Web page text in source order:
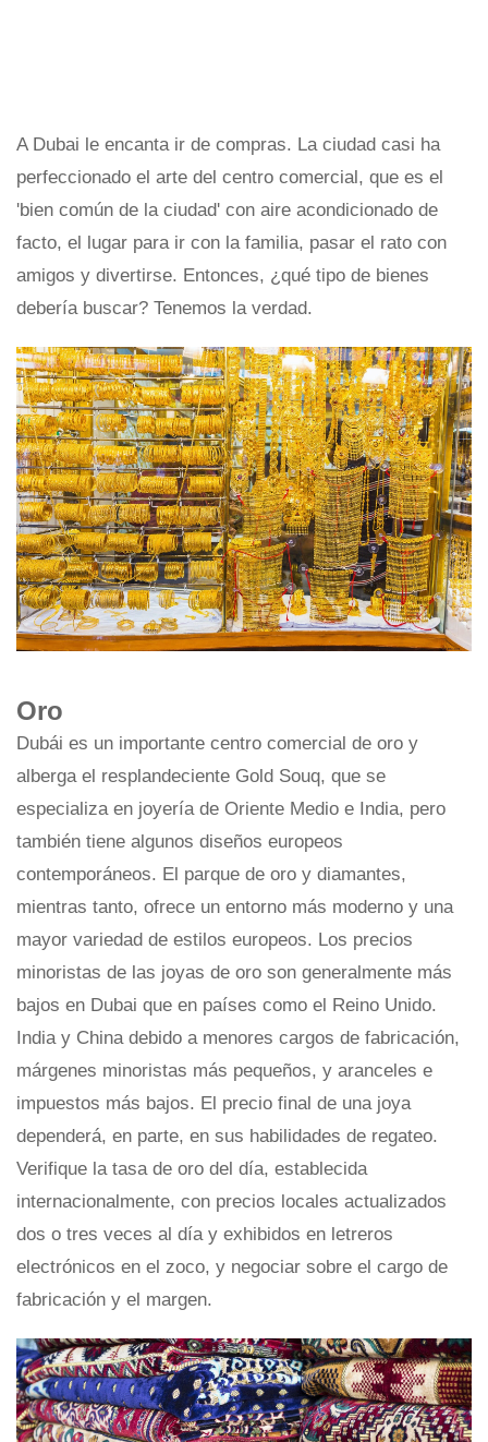
A Dubai le encanta ir de compras. La ciudad casi ha
perfeccionado el arte del centro comercial, que es el
'bien común de la ciudad' con aire acondicionado de
facto, el lugar para ir con la familia, pasar el rato con
amigos y divertirse. Entonces, ¿qué tipo de bienes
debería buscar? Tenemos la verdad.
Oro
Dubái es un importante centro comercial de oro y
alberga el resplandeciente Gold Souq, que se
especializa en joyería de Oriente Medio e India, pero
también tiene algunos diseños europeos
contemporáneos. El parque de oro y diamantes,
mientras tanto, ofrece un entorno más moderno y una
mayor variedad de estilos europeos. Los precios
minoristas de las joyas de oro son generalmente más
bajos en Dubai que en países como el Reino Unido.
India y China debido a menores cargos de fabricación,
márgenes minoristas más pequeños, y aranceles e
impuestos más bajos. El precio final de una joya
dependerá, en parte, en sus habilidades de regateo.
Verifique la tasa de oro del día, establecida
internacionalmente, con precios locales actualizados
dos o tres veces al día y exhibidos en letreros
electrónicos en el zoco, y negociar sobre el cargo de
fabricación y el margen.